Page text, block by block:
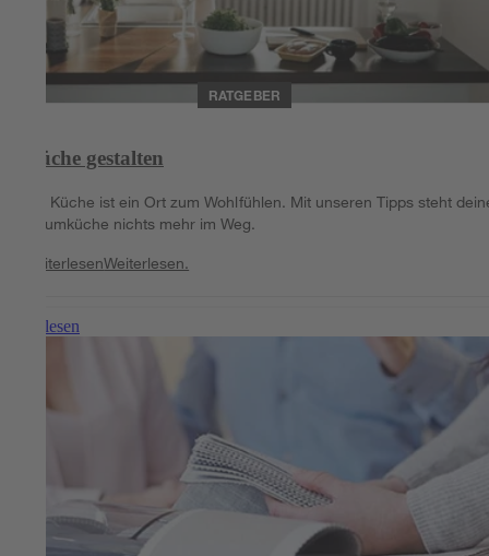
RATGEBER
Küche gestalten
Die Küche ist ein Ort zum Wohlfühlen. Mit unseren Tipps steht
Traumküche nichts mehr im Weg.
WeiterlesenWeiterlesen.
Weiterlesen